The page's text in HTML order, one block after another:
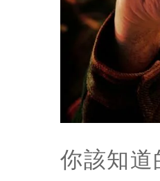
你該知道